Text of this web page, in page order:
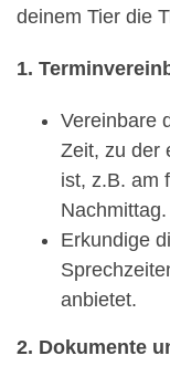
deinem Tier die
1.
Vereinbare
Zeit, zu der
ist, z.B. am
Nachmittag.
Erkundige
anbietet.
2. Dokumente